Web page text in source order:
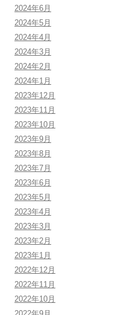
2024年6月
2024年5月
2024年4月
2024年3月
2024年2月
2024年1月
2023年12月
2023年11月
2023年10月
2023年9月
2023年8月
2023年7月
2023年6月
2023年5月
2023年4月
2023年3月
2023年2月
2023年1月
2022年12月
2022年11月
2022年10月